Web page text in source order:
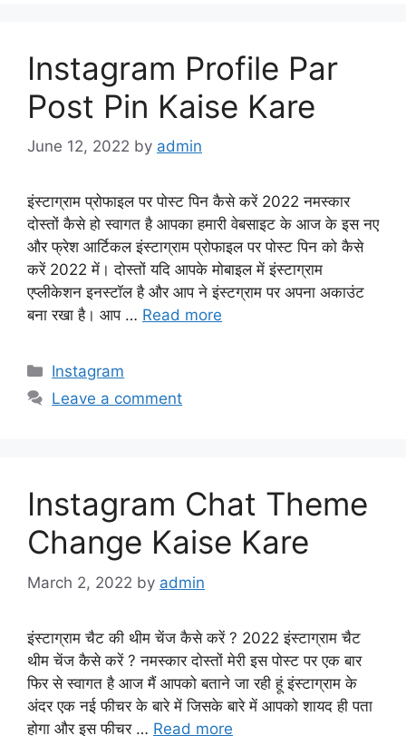
Instagram Profile Par
Post Pin Kaise Kare
June 12, 2022 by admin
इंस्टाग्राम प्रोफाइल पर पोस्ट पिन कैसे करें 2022 नमस्कार
दोस्तों कैसे हो स्वागत है आपका हमारी वेबसाइट के आज के इस नए
और फ्रेश आर्टिकल इंस्टाग्राम प्रोफाइल पर पोस्ट पिन को कैसे
करें 2022 में। दोस्तों यदि आपके मोबाइल में इंस्टाग्राम
एप्लीकेशन इनस्टॉल है और आप ने इंस्टग्राम पर अपना अकाउंट
बना रखा है। आप … Read more
Categories
Instagram
Leave a comment
Instagram Chat Theme
Change Kaise Kare
March 2, 2022 by admin
इंस्टाग्राम चैट की थीम चेंज कैसे करें ? 2022 इंस्टाग्राम चैट
थीम चेंज कैसे करें ? नमस्कार दोस्तों मेरी इस पोस्ट पर एक बार
फिर से स्वागत है आज मैं आपको बताने जा रही हूं इंस्टाग्राम के
अंदर एक नई फीचर के बारे में जिसके बारे में आपको शायद ही पता
होगा और इस फीचर … Read more